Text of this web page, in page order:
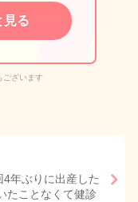
見る
ざいます
年ぶりに出産した
たことなくて健診